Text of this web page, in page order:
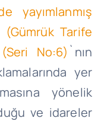
yayımlanmış
Tarife
No:6) `nın
yer
yönelik
ve idareler